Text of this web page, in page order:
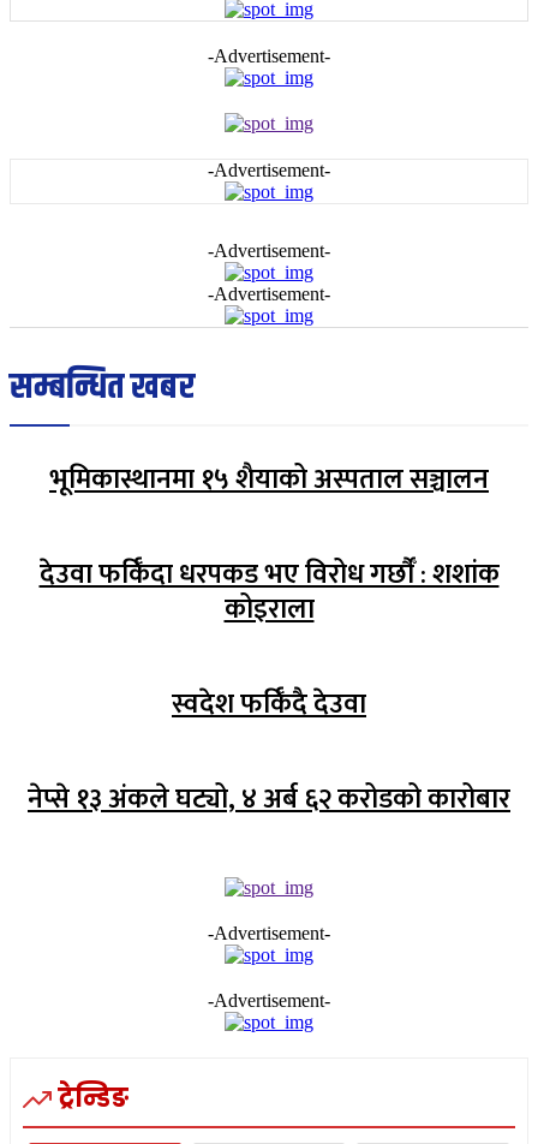
-Advertisement-
-Advertisement-
-Advertisement-
-Advertisement-
सम्बन्धित खबर
भूमिकास्थानमा १५ शैयाको अस्पताल सञ्चालन
देउवा फर्किँदा धरपकड भए विरोध गर्छौँं : शशांक
कोइराला
स्वदेश फर्किँदै देउवा
नेप्से १३ अंकले घट्यो, ४ अर्ब ६२ करोडको कारोबार
-Advertisement-
-Advertisement-
ट्रेन्डिङ